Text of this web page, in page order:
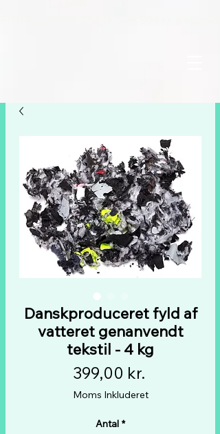
Danskproduceret fyld af
vatteret genanvendt
tekstil - 4 kg
399,00 kr.Pris
Moms Inkluderet
Antal *